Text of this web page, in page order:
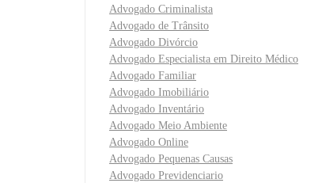
Advogado Criminalista
Advogado de Trânsito
Advogado Divórcio
Advogado Especialista em Direito Médico
Advogado Familiar
Advogado Imobiliário
Advogado Inventário
Advogado Meio Ambiente
Advogado Online
Advogado Pequenas Causas
Advogado Previdenciario